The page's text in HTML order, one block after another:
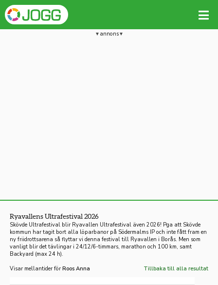
annons
Ryavallens Ultrafestival 2026
Skövde Ultrafestival blir Ryavallen Ultrafestival även 2026! Pga att Skövde
kommun har tagit bort alla löparbanor på Södermalms IP och inte fått fram en
ny friidrottsarena så flyttar vi denna festival till Ryavallen i Borås. Men som
vanligt blir det tävlingar i 24/12/6-timmars, marathon och 100 km, samt
Backyard (max 24 h).
Visar mellantider för Roos Anna Tillbaka till alla resultat